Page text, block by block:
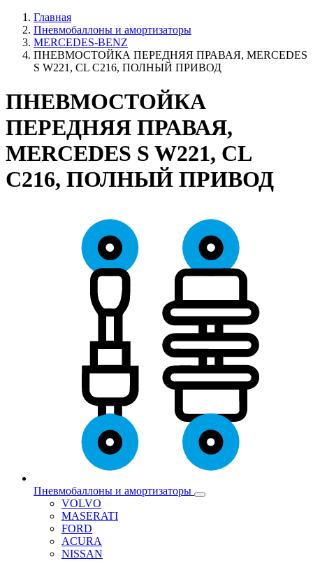
Главная
Пневмобаллоны и амортизаторы
MERCEDES-BENZ
ПНЕВМОСТОЙКА ПЕРЕДНЯЯ ПРАВАЯ, MERCEDES
S W221, CL C216, ПОЛНЫЙ ПРИВОД
ПНЕВМОСТОЙКА
ПЕРЕДНЯЯ ПРАВАЯ,
MERCEDES S W221, CL
C216, ПОЛНЫЙ ПРИВОД
Пневмобаллоны и амортизаторы
VOLVO
MASERATI
FORD
ACURA
NISSAN